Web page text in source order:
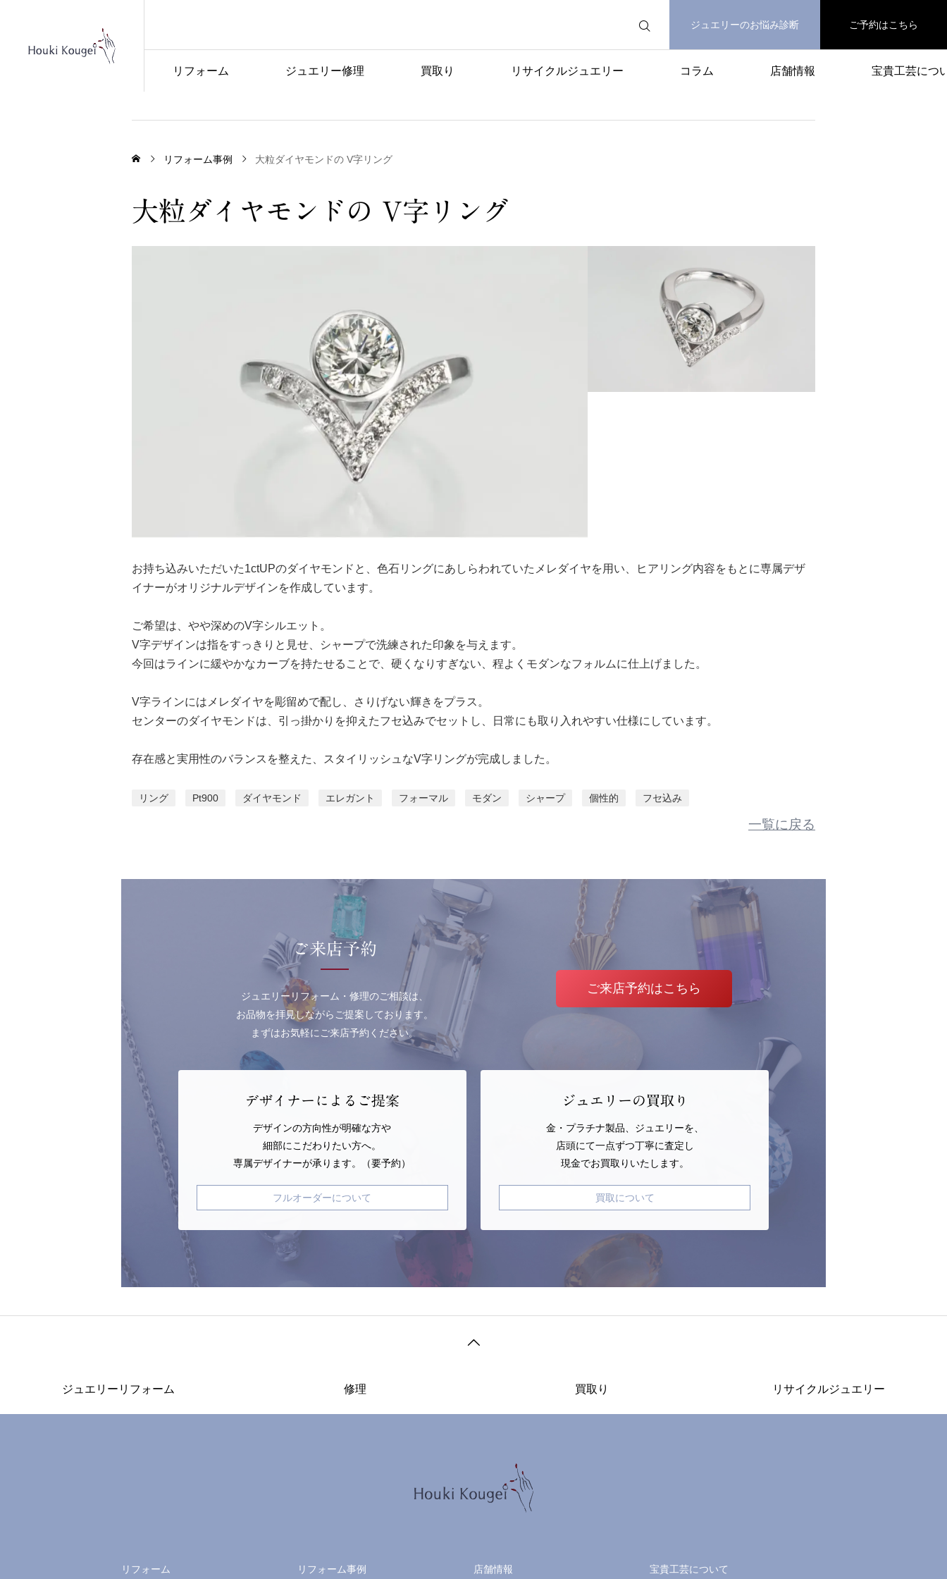
ジュエリーのお悩み診断 ご予約はこちら
リフォーム ジュエリー修理 買取り リサイクルジュエリー コラム 店舗情報 宝貴工芸につ
リフォーム事例 大粒ダイヤモンドの V字リング
大粒ダイヤモンドの V字リング
お持ち込みいただいた1ctUPのダイヤモンドと、色石リングにあしらわれていたメレダイヤを用い、ヒアリング内容をもとに専属デザ
イナーがオリジナルデザインを作成しています。
ご希望は、やや深めのV字シルエット。
V字デザインは指をすっきりと見せ、シャープで洗練された印象を与えます。
今回はラインに緩やかなカーブを持たせることで、硬くなりすぎない、程よくモダンなフォルムに仕上げました。
V字ラインにはメレダイヤを彫留めで配し、さりげない輝きをプラス。
センターのダイヤモンドは、引っ掛かりを抑えたフセ込みでセットし、日常にも取り入れやすい仕様にしています。
存在感と実用性のバランスを整えた、スタイリッシュなV字リングが完成しました。
リング Pt900 ダイヤモンド エレガント フォーマル モダン シャープ 個性的 フセ込み
一覧に戻る
ご来店予約
ジュエリーリフォーム・修理のご相談は、
お品物を拝見しながらご提案しております。
まずはお気軽にご来店予約ください。
ご来店予約はこちら
デザイナーによるご提案
デザインの方向性が明確な方や
細部にこだわりたい方へ。
専属デザイナーが承ります。（要予約）
フルオーダーについて
ジュエリーの買取り
金・プラチナ製品、ジュエリーを、
店頭にて一点ずつ丁寧に査定し
現金でお買取りいたします。
買取について
ジュエリーリフォーム 修理 買取り リサイクルジュエリー
リフォーム リフォーム事例 店舗情報 宝貴工芸について